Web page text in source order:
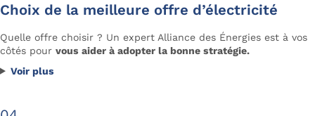
Choix de la meilleure offre d’électricité
Quelle offre choisir ? Un expert Alliance des Énergies est à vos
côtés pour vous aider à adopter la bonne stratégie.
Voir plus